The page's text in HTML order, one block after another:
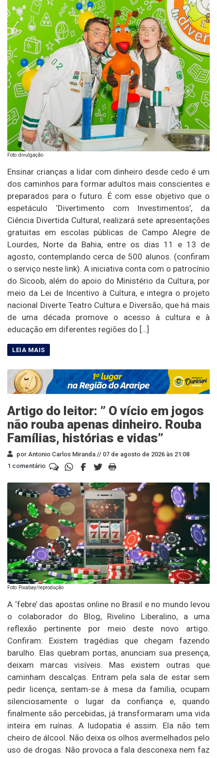
Foto: divulgação
Ensinar crianças a lidar com dinheiro desde cedo é um
dos caminhos para formar adultos mais conscientes e
preparados para o futuro. É com esse objetivo que o
espetáculo ‘Divertimento com Investimentos’, da
Ciência Divertida Cultural, realizará sete apresentações
gratuitas em escolas públicas de Campo Alegre de
Lourdes, Norte da Bahia, entre os dias 11 e 13 de
agosto, contemplando cerca de 500 alunos. (confiram
o serviço neste link). A iniciativa conta com o patrocínio
do Sicoob, além do apoio do Ministério da Cultura, por
meio da Lei de Incentivo à Cultura, e integra o projeto
nacional Diverte Teatro Cultura e Diversão, que há mais
de uma década promove o acesso à cultura e à
educação em diferentes regiões do […]
Artigo do leitor: ” O vício em jogos
não rouba apenas dinheiro. Rouba
Famílias, histórias e vidas”
por Antonio Carlos Miranda // 07 de agosto de 2026 às 21:08
1 comentário
Foto: Pixabay/reprodução
A ‘febre’ das apostas online no Brasil e no mundo levou
o colaborador do Blog, Rivelino Liberalino, a uma
reflexão pertinente por meio deste novo artigo.
Confiram: Existem tragédias que chegam fazendo
barulho. Elas quebram portas, anunciam sua presença,
deixam marcas visíveis. Mas existem outras que
caminham descalças. Entram pela sala de estar sem
pedir licença, sentam-se à mesa da família, ocupam
silenciosamente o lugar da confiança e, quando
finalmente são percebidas, já transformaram uma vida
inteira em ruínas. A ludopatia é assim. Ela não tem
cheiro de álcool. Não deixa os olhos avermelhados pelo
uso de drogas. Não provoca a fala desconexa nem faz